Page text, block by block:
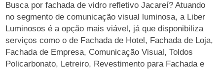
Busca por fachada de vidro refletivo Jacareí? Atuando
no segmento de comunicação visual luminosa, a Liber
Luminosos é a opção mais viável, já que disponibiliza
serviços como o de Fachada de Hotel, Fachada de Loja,
Fachada de Empresa, Comunicação Visual, Toldos
Policarbonato, Letreiro, Revestimento para Fachada e